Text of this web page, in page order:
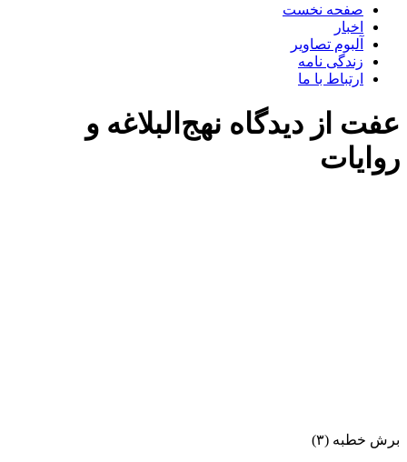
صفحه نخست
اخبار
آلبوم تصاویر
زندگی نامه
ارتباط با ما
عفت از دیدگاه نهج‌البلاغه و
روایات
برش خطبه (۳)